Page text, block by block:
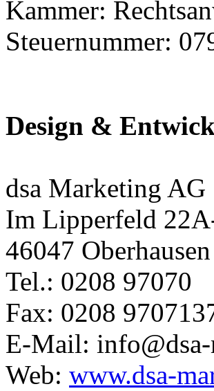
Kammer:
Steuernummer:
Design &
dsa Marketing AG
Im Lipperfeld
46047 Oberhausen
Tel.: 0208 97070
Fax: 0208
E-Mail:
Web: www.dsa-